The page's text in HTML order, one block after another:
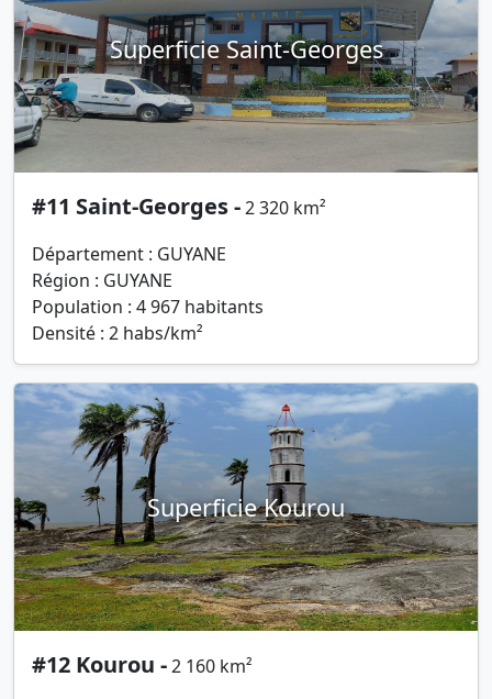
Superficie Saint-Georges
#11 Saint-Georges -2 320 km²
Département : GUYANE
Région : GUYANE
Population : 4 967 habitants
Densité : 2 habs/km²
Superficie Kourou
#12 Kourou -2 160 km²